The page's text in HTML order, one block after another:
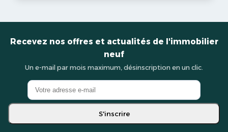
Recevez nos offres et actualités de l'immobilier
neuf
Un e-mail par mois maximum, désinscription en un clic.
S'inscrire